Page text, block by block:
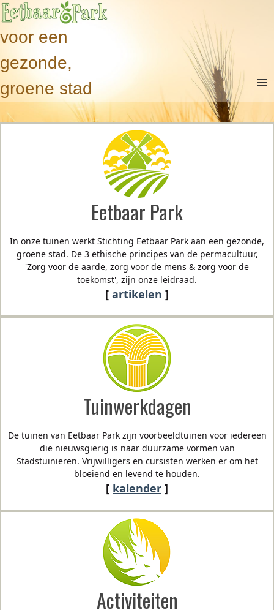
voor een
gezonde,
groene stad
≡
Eetbaar Park
In onze tuinen werkt Stichting Eetbaar Park aan een gezonde,
groene stad. De 3 ethische principes van de permacultuur,
'Zorg voor de aarde, zorg voor de mens & zorg voor de
toekomst', zijn onze leidraad.
[ artikelen ]
Tuinwerkdagen
De tuinen van Eetbaar Park zijn voorbeeldtuinen voor iedereen
die nieuwsgierig is naar duurzame vormen van
Stadstuinieren. Vrijwilligers en cursisten werken er om het
bloeiend en levend te houden.
[ kalender ]
Activiteiten